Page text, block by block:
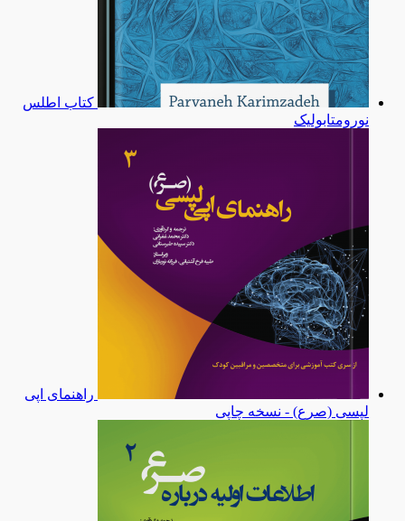
کتاب اطلس
نورومتابولیک
راهنمای اپی
لپسی (صرع) - نسخه چاپی